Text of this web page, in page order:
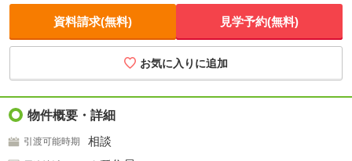
資料請求(無料) 見学予約(無料)
お気に入りに追加
物件概要・詳細
引渡可能時期 相談